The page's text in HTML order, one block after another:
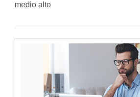
medio alto